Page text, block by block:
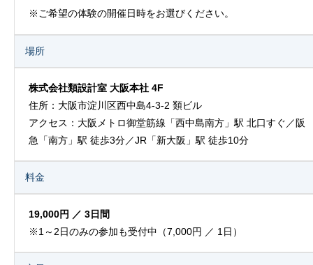
※ご希望の体験の開催日時をお選びください。
場所
株式会社類設計室 大阪本社 4F
住所：大阪市淀川区西中島4-3-2 類ビル
アクセス：大阪メトロ御堂筋線「西中島南方」駅 北口すぐ／阪
急「南方」駅 徒歩3分／JR「新大阪」駅 徒歩10分
料金
19,000円 ／ 3日間
※1～2日のみの参加も受付中（7,000円 ／ 1日）